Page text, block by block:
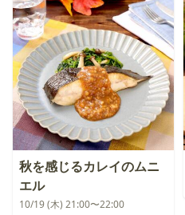
秋を感じるカレイのムニ
エル
10/19 (木) 21:00〜22:00